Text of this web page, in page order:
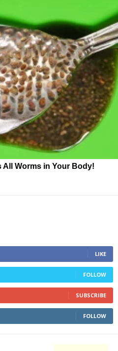
All Worms in Your Body!
LIKE
FOLLOW
SUBSCRIBE
FOLLOW